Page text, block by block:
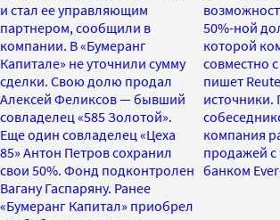
и стал ее управляющим
партнером, сообщили в
компании. В «Бумеранг
Капитале» не уточнили сумму
сделки. Свою долю продал
Алексей Феликсов — бывший
совладелец «585 Золотой».
Еще один совладелец «Цеха
85» Антон Петров сохранил
свои 50%. Фонд подконтролен
Вагану Гаспаряну. Ранее
«Бумеранг Капитал» приобрел
50%-ной
которой
совместно
пишет
компания
продажей
банком